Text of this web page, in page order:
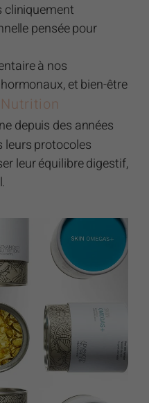
cliniquement
pensée pour
à nos
et bien-être
depuis des années
leurs protocoles
leur équilibre digestif,